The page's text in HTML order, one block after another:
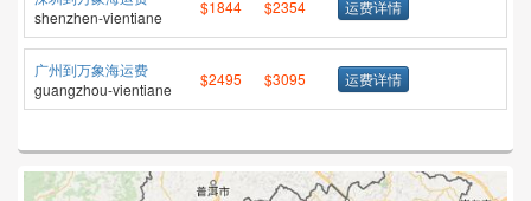
shenzhen-vientiane
$1844 $2354 运费详情
广州到万象海运费
guangzhou-vientiane
$2495 $3095 运费详情